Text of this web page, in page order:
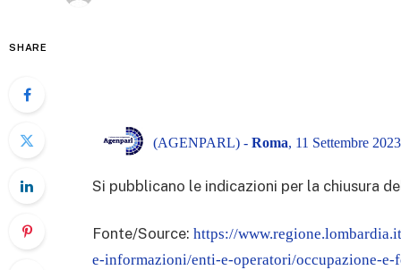
SHARE
(AGENPARL) - Roma, 11 Settembre
Si pubblicano le indicazioni per la chiusura
Fonte/Source: https://
e-informazioni/enti-e-operatori/occupazione-e-